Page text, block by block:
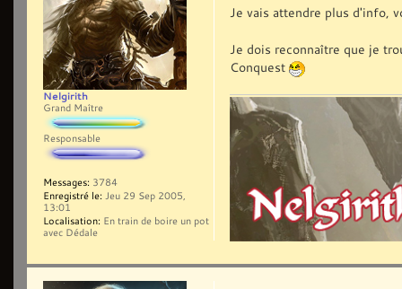
Je vais attendre plus d'info,
Je dois reconnaître que je
Conquest
Nelgirith
Grand Maître
Responsable
Messages: 3784
Enregistré le: Jeu 29 Sep 2005,
13:01
Localisation: En train de boire un pot
avec Dédale